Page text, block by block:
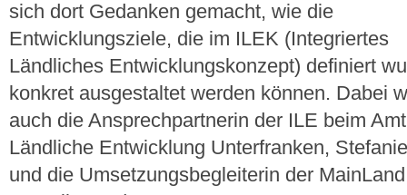
sich dort Gedanken gemacht, wie die
Entwicklungsziele, die im ILEK (Integriertes
Ländliches Entwicklungskonzept) definiert
konkret ausgestaltet werden können. Dabei
auch die Ansprechpartnerin der ILE beim
Ländliche Entwicklung Unterfranken,
und die Umsetzungsbegleiterin der